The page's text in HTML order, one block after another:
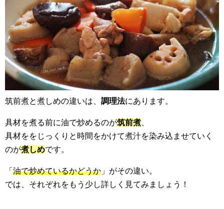
筑前煮と煮しめの違いは、 調理法にあります。
具材を煮る前に油で炒めるのが筑前煮
具材ををじっくりと時間をかけて煮汁を染み込ませていく
のが煮しめです。
「 油で炒めているかどうか 」がその違い。
では、それぞれをもう少し詳しく見てみましょう！